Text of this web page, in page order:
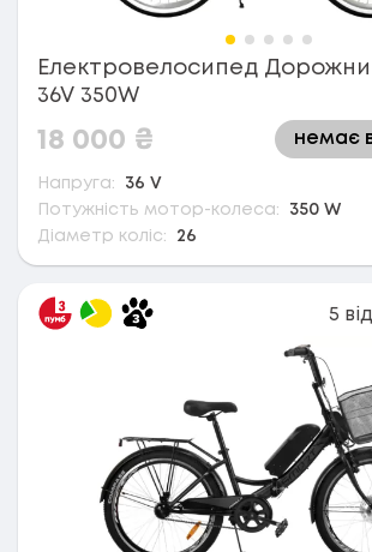
Електровелосипед
36V 350W
18 000 ₴ немає
Напруга:
36 V
Потужність мотор-колеса:
350 W
Діаметр коліс:
26
5